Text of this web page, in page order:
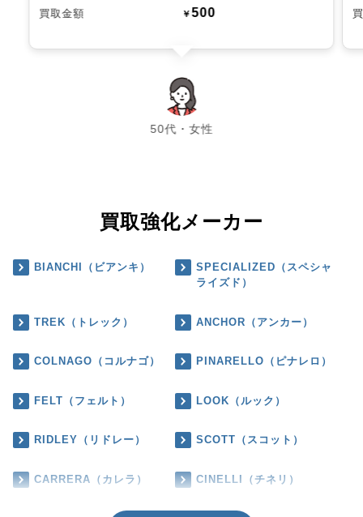
買取金額 ￥500
50代・女性
chevron_left chevron_right
買取強化メーカー
BIANCHI（ビアンキ）
SPECIALIZED（スペシャ
ライズド）
TREK（トレック） ANCHOR（アンカー）
COLNAGO（コルナゴ） PINARELLO（ピナレロ）
FELT（フェルト） LOOK（ルック）
RIDLEY（リドレー） SCOTT（スコット）
CARRERA（カレラ） CINELLI（チネリ）